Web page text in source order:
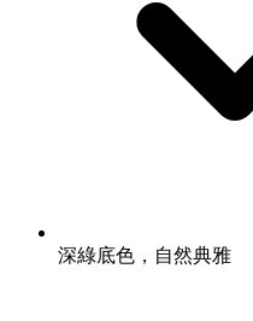
深綠底色，自然典雅